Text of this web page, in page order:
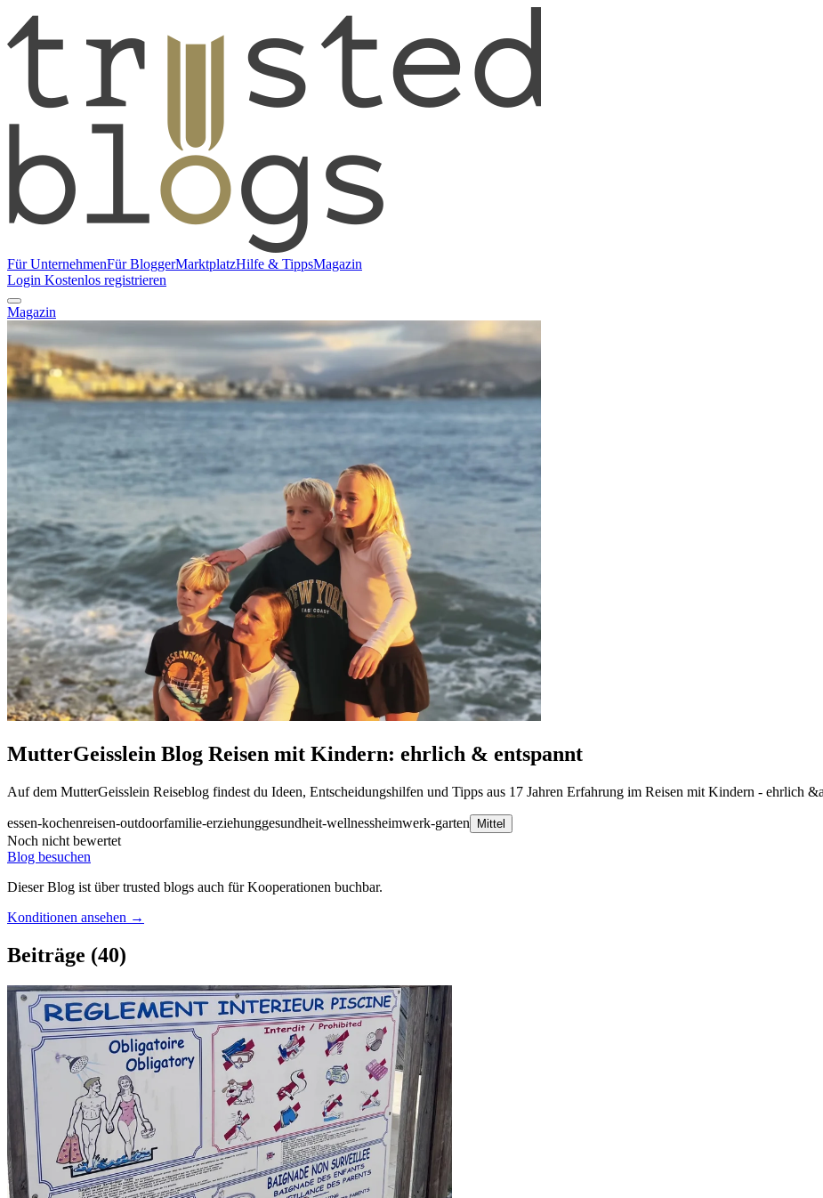
Für UnternehmenFür BloggerMarktplatzHilfe & TippsMagazin
Login Kostenlos registrieren
Magazin
MutterGeisslein Blog Reisen mit Kindern: ehrlich & entspannt
Auf dem MutterGeisslein Reiseblog findest du Ideen, Entscheidungshilfen und Tipps aus 17 Jahren Erfahrung im Reisen mit Kindern - ehrlich
essen-kochenreisen-outdoorfamilie-erziehunggesundheit-wellnessheimwerk-garten Mittel
Noch nicht bewertet
Blog besuchen
Dieser Blog ist über trusted blogs auch für Kooperationen buchbar.
Konditionen ansehen →
Beiträge (40)